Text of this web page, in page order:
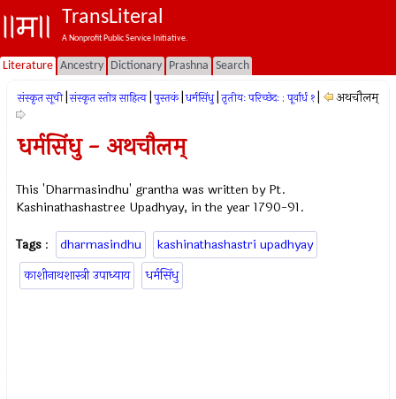
TransLiteral
A Nonprofit Public Service Initiative.
Literature Ancestry Dictionary Prashna Search
संस्कृत सूची संस्कृत स्तोत्र साहित्य पुस्तकं धर्मसिंधु तृतीयः परिच्छेदः : पूर्वार्ध १ अथचौलम्
धर्मसिंधु - अथचौलम्
This 'Dharmasindhu' grantha was written by Pt.
Kashinathashastree Upadhyay, in the year 1790-91.
Tags : dharmasindhu
kashinathashastri upadhyay
काशीनाथशास्त्री उपाध्याय
धर्मसिंधु